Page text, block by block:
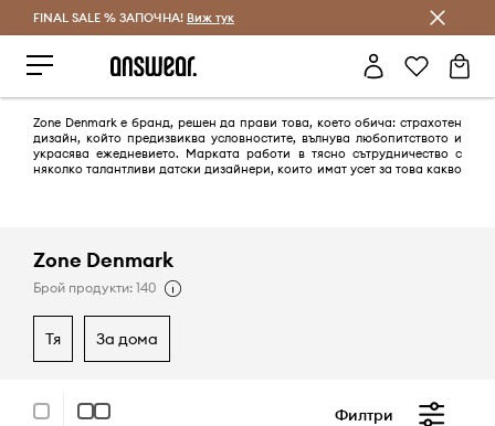
Спестявай с Answear Club
FINAL SALE % ЗАПОЧНА! Виж тук
Zone Denmark е бранд, решен да прави това, което обича: страхотен
дизайн, който предизвиква условностите, вълнува любопитството и
украсява ежедневието. Марката работи в тясно сътрудничество с
няколко талантливи датски дизайнери, които имат усет за това какво
Zone Denmark
Брой продукти: 140
тя за дома
Филтри